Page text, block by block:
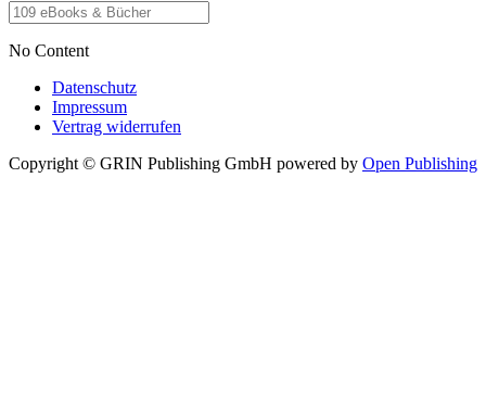
No Content
Datenschutz
Impressum
Vertrag widerrufen
Copyright © GRIN Publishing GmbH powered by Open Publishing